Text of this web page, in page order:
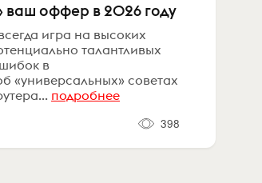
ваш оффер в 2026 году
игра на высоких
талантливых
в
«универсальных» советах
подробнее
398